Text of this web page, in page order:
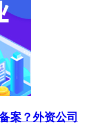
案？外资公司